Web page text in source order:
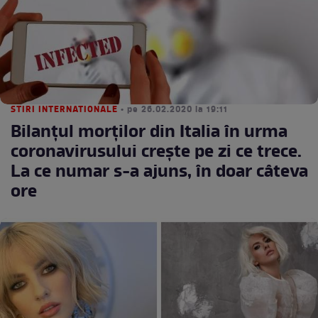
STIRI INTERNATIONALE • pe 26.02.2020 la 19:11
Bilanțul morților din Italia în urma
coronavirusului crește pe zi ce trece.
La ce numar s-a ajuns, în doar câteva
ore